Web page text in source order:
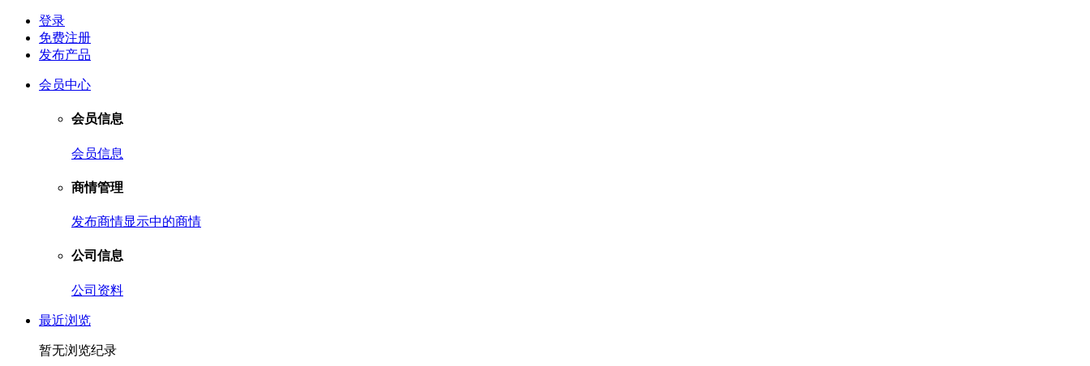
登录
免费注册
发布产品
会员中心
会员信息
会员信息
商情管理
发布商情显示中的商情
公司信息
公司资料
最近浏览
暂无浏览纪录